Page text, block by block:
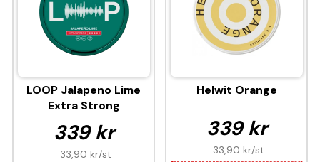
LOOP Jalapeno Lime
Extra Strong
339 kr
33,90 kr/st
Helwit Orange
339 kr
33,90 kr/st